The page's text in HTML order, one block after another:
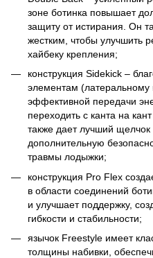
зоне ботинка повышает
защиту от истирания. Он
жестким, чтобы улучшить
хайбеку крепления;
конструкция Sidekick –
элементам
эффективной передачи
переходить с канта на
также дает лучший
дополнительную
травмы лодыжки;
конструкция Pro Flex
в области соединений
и улучшает поддержку,
гибкости и стабильности;
язычок Freestyle имеет
толщины набивки,